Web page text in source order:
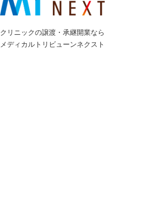
クリニックの譲渡・承継開業なら
メディカルトリビューンネクスト